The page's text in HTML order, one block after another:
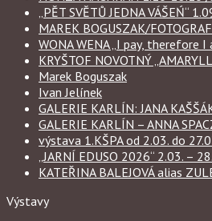
„PĚT SVĚTŮ JEDNA VÁŠEŃ“
MAREK BOGUSZAK/
WONA WENA „I pay, therefore I
KRYŠTOF NOVOTNÝ
Marek Boguszak
Ivan Jelínek
GALERIE KARLÍN: JANA
GALERIE KARLÍN – ANNA
výstava 1.KŠPA od 2.03. do
„JARNÍ EDUSO 2026“ 2.03. –
KATEŘINA BALEJOVÁ alias
Výstavy